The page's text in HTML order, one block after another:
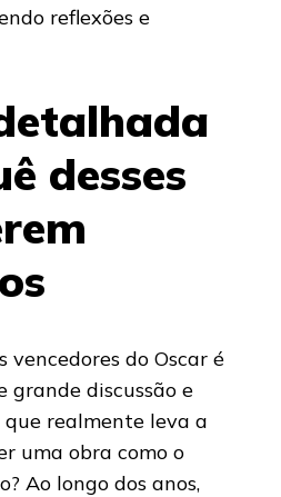
reflexões e
desses
vencedores do Oscar é
grande discussão e
que realmente leva a
uma obra como o
Ao longo dos anos,